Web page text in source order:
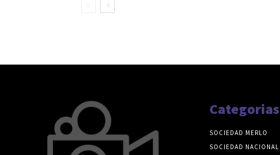
Categorias
SOCIEDAD MERLO
SOCIEDAD NACIONAL